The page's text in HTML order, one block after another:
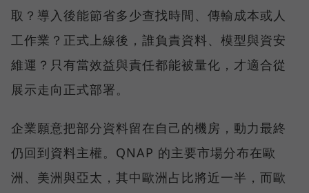
取？導入後能節省多少查找時間、傳輸成本或人
工作業？正式上線後，誰負責資料、模型與資安
維運？只有當效益與責任都能被量化，才適合從
展示走向正式部署。
企業願意把部分資料留在自己的機房，動力最終
仍回到資料主權。QNAP 的主要市場分布在歐
洲、美洲與亞太，其中歐洲占比將近一半，而歐